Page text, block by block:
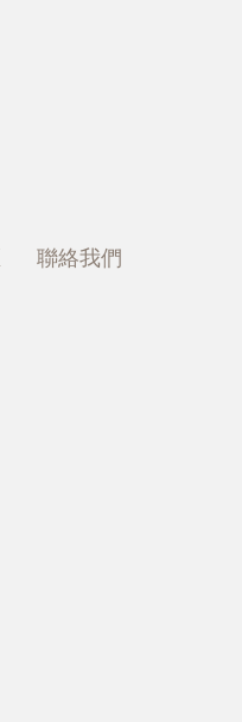
聯絡我們